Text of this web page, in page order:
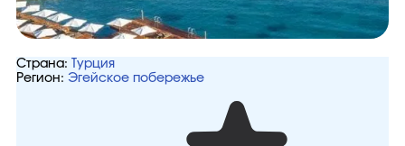
Страна:
Турция
Регион: Эгейское побережье